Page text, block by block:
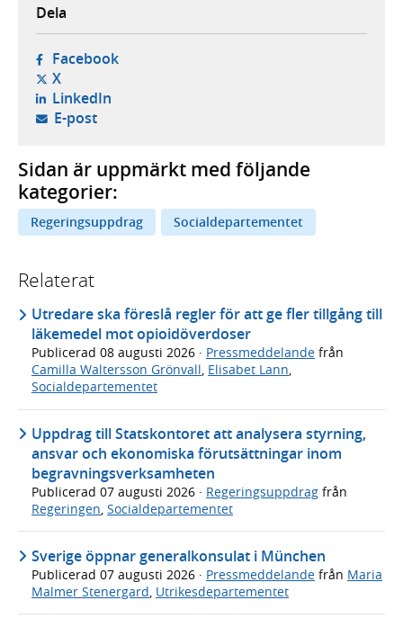
Dela
Facebook- öppnas i ny flik, extern webbplats,
X- öppnas i ny flik, extern webbplats,
LinkedIn- öppnas i ny flik, extern webbplats,
E-post- öppnar din e-postklient,
Sidan är uppmärkt med följande
kategorier:
Regeringsuppdrag Socialdepartementet
Relaterat
Utredare ska föreslå regler för att ge fler tillgång till
läkemedel mot opioidöverdoser
Publicerad 08 augusti 2026 · Pressmeddelande från
Camilla Waltersson Grönvall, Elisabet Lann,
Socialdepartementet
Uppdrag till Statskontoret att analysera styrning,
ansvar och ekonomiska förutsättningar inom
begravningsverksamheten
Publicerad 07 augusti 2026 · Regeringsuppdrag från
Regeringen, Socialdepartementet
Sverige öppnar generalkonsulat i München
Publicerad 07 augusti 2026 · Pressmeddelande från Maria
Malmer Stenergard Utrikesdepartementet